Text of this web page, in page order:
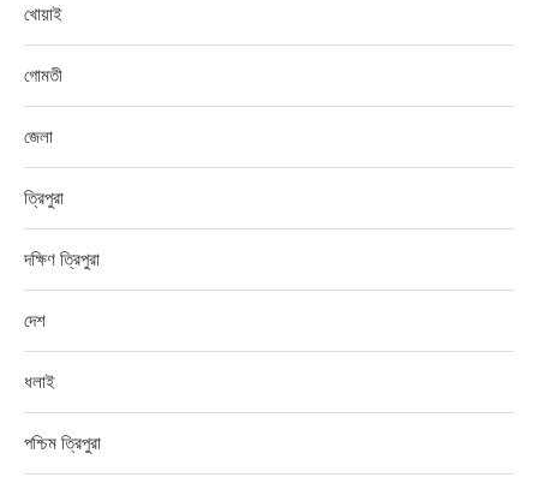
খোয়াই
গোমতী
জেলা
ত্রিপুরা
দক্ষিণ ত্রিপুরা
দেশ
ধলাই
পশ্চিম ত্রিপুরা